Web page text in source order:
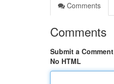
Comments
Comments
Submit a Comment
No HTML